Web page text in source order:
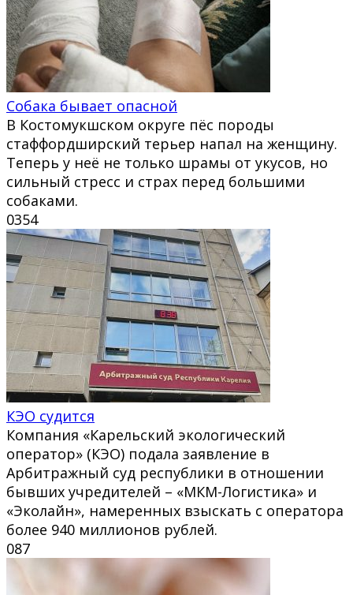
Собака бывает опасной
В Костомукшском округе пёс породы
стаффордширский терьер напал на женщину.
Теперь у неё не только шрамы от укусов, но
сильный стресс и страх перед большими
собаками.
0354
КЭО судится
Компания «Карельский экологический
оператор» (КЭО) подала заявление в
Арбитражный суд республики в отношении
бывших учредителей – «МКМ-Логистика» и
«Эколайн», намеренных взыскать с оператора
более 940 миллионов рублей.
087